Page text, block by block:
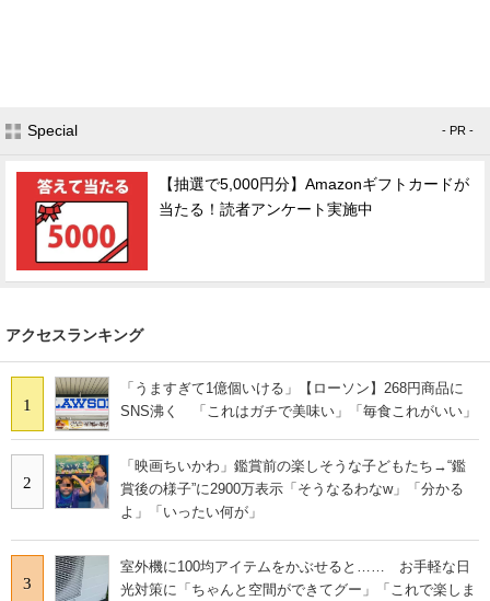
Special - PR -
【抽選で5,000円分】Amazonギフトカードが
当たる！読者アンケート実施中
アクセスランキング
1
「うますぎて1億個いける」【ローソン】268円商品に
SNS沸く 「これはガチで美味い」「毎食これがいい」
2
「映画ちいかわ」鑑賞前の楽しそうな子どもたち→“鑑
賞後の様子”に2900万表示「そうなるわなw」「分かる
よ」「いったい何が」
3
室外機に100均アイテムをかぶせると…… お手軽な日
光対策に「ちゃんと空間ができてグー」「これで楽しま